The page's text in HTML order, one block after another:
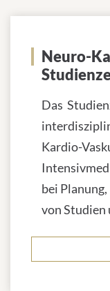
Neuro-
Das
Kardio-
bei
von Studien